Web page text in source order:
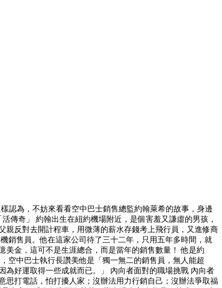
認為，不妨來看看空中巴士銷售總監約翰萊希的故事，身邊
傳奇」 約翰出生在紐約機場附近，是個害羞又謙虛的男孩，
反對去開計程車，用微薄的薪水存錢考上飛行員，又進修商
銷售員。他在這家公司待了三十二年，只用五年多時間，就
金，這可不是生涯總合，而是當年的銷售數量！ 他是約
空中巴士執行長讚美他是「獨一無二的銷售員，無人能超
好運取得一些成就而已。」 內向者面對的職場挑戰 內向者
打電話，怕打擾人家；沒辦法用力行銷自己；沒辦法爭取福